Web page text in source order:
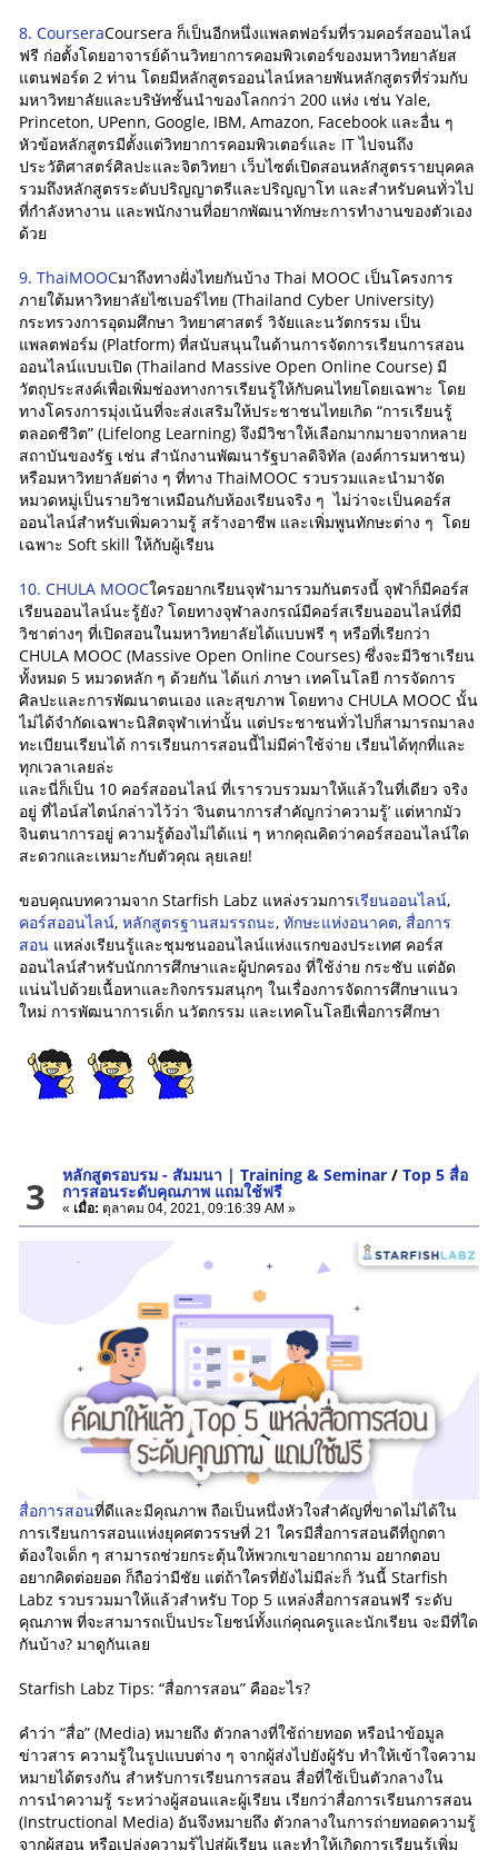
8. CourseraCoursera ก็เป็นอีกหนึ่งแพลตฟอร์มที่รวมคอร์สออนไลน์
ฟรี ก่อตั้งโดยอาจารย์ด้านวิทยาการคอมพิวเตอร์ของมหาวิทยาลัยส
แตนฟอร์ด 2 ท่าน โดยมีหลักสูตรออนไลน์หลายพันหลักสูตรที่ร่วมกับ
มหาวิทยาลัยและบริษัทชั้นนำของโลกกว่า 200 แห่ง เช่น Yale,
Princeton, UPenn, Google, IBM, Amazon, Facebook และอื่น ๆ
หัวข้อหลักสูตรมีตั้งแต่วิทยาการคอมพิวเตอร์และ IT ไปจนถึง
ประวัติศาสตร์ศิลปะและจิตวิทยา เว็บไซต์เปิดสอนหลักสูตรรายบุคคล
รวมถึงหลักสูตรระดับปริญญาตรีและปริญญาโท และสำหรับคนทั่วไป
ที่กำลังหางาน และพนักงานที่อยากพัฒนาทักษะการทำงานของตัวเอง
ด้วย
9. ThaiMOOCมาถึงทางฝั่งไทยกันบ้าง Thai MOOC เป็นโครงการ
ภายใต้มหาวิทยาลัยไซเบอร์ไทย (Thailand Cyber University)
กระทรวงการอุดมศึกษา วิทยาศาสตร์ วิจัยและนวัตกรรม เป็น
แพลตฟอร์ม (Platform) ที่สนับสนุนในด้านการจัดการเรียนการสอน
ออนไลน์แบบเปิด (Thailand Massive Open Online Course) มี
วัตถุประสงค์เพื่อเพิ่มช่องทางการเรียนรู้ให้กับคนไทยโดยเฉพาะ โดย
ทางโครงการมุ่งเน้นที่จะส่งเสริมให้ประชาชนไทยเกิด “การเรียนรู้
ตลอดชีวิต” (Lifelong Learning) จึงมีวิชาให้เลือกมากมายจากหลาย
สถาบันของรัฐ เช่น สำนักงานพัฒนารัฐบาลดิจิทัล (องค์การมหาชน)
หรือมหาวิทยาลัยต่าง ๆ ที่ทาง ThaiMOOC รวบรวมและนำมาจัด
หมวดหมู่เป็นรายวิชาเหมือนกับห้องเรียนจริง ๆ ไม่ว่าจะเป็นคอร์ส
ออนไลน์สำหรับเพิ่มความรู้ สร้างอาชีพ และเพิ่มพูนทักษะต่าง ๆ โดย
เฉพาะ Soft skill ให้กับผู้เรียน
10. CHULA MOOCใครอยากเรียนจุฬามารวมกันตรงนี้ จุฬาก็มีคอร์ส
เรียนออนไลน์นะรู้ยัง? โดยทางจุฬาลงกรณ์มีคอร์สเรียนออนไลน์ที่มี
วิชาต่างๆ ที่เปิดสอนในมหาวิทยาลัยได้แบบฟรี ๆ หรือที่เรียกว่า
CHULA MOOC (Massive Open Online Courses) ซึ่งจะมีวิชาเรียน
ทั้งหมด 5 หมวดหลัก ๆ ด้วยกัน ได้แก่ ภาษา เทคโนโลยี การจัดการ
ศิลปะและการพัฒนาตนเอง และสุขภาพ โดยทาง CHULA MOOC นั้น
ไม่ได้จำกัดเฉพาะนิสิตจุฬาเท่านั้น แต่ประชาชนทั่วไปก็สามารถมาลง
ทะเบียนเรียนได้ การเรียนการสอนนี้ไม่มีค่าใช้จ่าย เรียนได้ทุกที่และ
ทุกเวลาเลยล่ะ
และนี่ก็เป็น 10 คอร์สออนไลน์ ที่เรารวบรวมมาให้แล้วในที่เดียว จริง
อยู่ ที่ไอน์สไตน์กล่าวไว้ว่า ‘จินตนาการสำคัญกว่าความรู้’ แต่หากมัว
จินตนาการอยู่ ความรู้ต้องไม่ได้แน่ ๆ หากคุณคิดว่าคอร์สออนไลน์ใด
สะดวกและเหมาะกับตัวคุณ ลุยเลย!
ขอบคุณบทความจาก Starfish Labz แหล่งรวมการเรียนออนไลน์,
คอร์สออนไลน์, หลักสูตรฐานสมรรถนะ, ทักษะแห่งอนาคต, สื่อการ
สอนแหล่งเรียนรู้และชุมชนออนไลน์แห่งแรกของประเทศ คอร์ส
ออนไลน์สำหรับนักการศึกษาและผู้ปกครอง ที่ใช้ง่าย กระชับ แต่อัด
แน่นไปด้วยเนื้อหาและกิจกรรมสนุกๆ ในเรื่องการจัดการศึกษาแนว
ใหม่ การพัฒนาการเด็ก นวัตกรรม และเทคโนโลยีเพื่อการศึกษา
3 หลักสูตรอบรม - สัมมนา | Training & Seminar /Top 5 สื่อ
การสอนระดับคุณภาพ แถมใช้ฟรี
« เมื่อ: ตุลาคม 04, 2021, 09:16:39 AM »
สื่อการสอนที่ดีและมีคุณภาพ ถือเป็นหนึ่งหัวใจสำคัญที่ขาดไม่ได้ใน
การเรียนการสอนแห่งยุคศตวรรษที่ 21 ใครมีสื่อการสอนดีที่ถูกตา
ต้องใจเด็ก ๆ สามารถช่วยกระตุ้นให้พวกเขาอยากถาม อยากตอบ
อยากคิดต่อยอด ก็ถือว่ามีชัย แต่ถ้าใครที่ยังไม่มีล่ะก็ วันนี้ Starfish
Labz รวบรวมมาให้แล้วสำหรับ Top 5 แหล่งสื่อการสอนฟรี ระดับ
คุณภาพ ที่จะสามารถเป็นประโยชน์ทั้งแก่คุณครูและนักเรียน จะมีที่ใด
กันบ้าง? มาดูกันเลย
Starfish Labz Tips: “สื่อการสอน” คืออะไร?
คำว่า “สื่อ” (Media) หมายถึง ตัวกลางที่ใช้ถ่ายทอด หรือนำข้อมูล
ข่าวสาร ความรู้ในรูปแบบต่าง ๆ จากผู้ส่งไปยังผู้รับ ทำให้เข้าใจความ
หมายได้ตรงกัน สำหรับการเรียนการสอน สื่อที่ใช้เป็นตัวกลางใน
การนำความรู้ ระหว่างผู้สอนและผู้เรียน เรียกว่าสื่อการเรียนการสอน
(Instructional Media) อันจึงหมายถึง ตัวกลางในการถ่ายทอดความรู้
จากผู้สอน หรือเปล่งความรู้ไปสู่ผู้เรียน และทำให้เกิดการเรียนรู้เพิ่ม